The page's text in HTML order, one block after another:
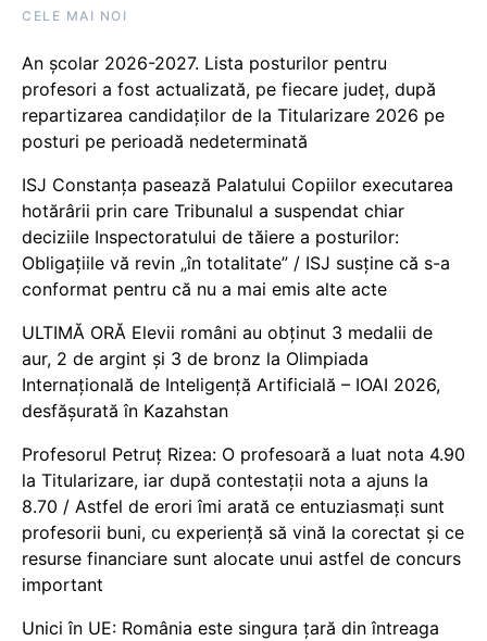
CELE MAI NOI
An școlar 2026-2027. Lista posturilor pentru
profesori a fost actualizată, pe fiecare județ, după
repartizarea candidaților de la Titularizare 2026 pe
posturi pe perioadă nedeterminată
ISJ Constanța pasează Palatului Copiilor executarea
hotărârii prin care Tribunalul a suspendat chiar
deciziile Inspectoratului de tăiere a posturilor:
Obligațiile vă revin „în totalitate” / ISJ susține că s-a
conformat pentru că nu a mai emis alte acte
ULTIMĂ ORĂ Elevii români au obținut 3 medalii de
aur, 2 de argint și 3 de bronz la Olimpiada
Internațională de Inteligență Artificială – IOAI 2026,
desfășurată în Kazahstan
Profesorul Petruț Rizea: O profesoară a luat nota 4.90
la Titularizare, iar după contestații nota a ajuns la
8.70 / Astfel de erori îmi arată ce entuziasmați sunt
profesorii buni, cu experiență să vină la corectat și ce
resurse financiare sunt alocate unui astfel de concurs
important
Unici în UE: România este singura țară din întreaga